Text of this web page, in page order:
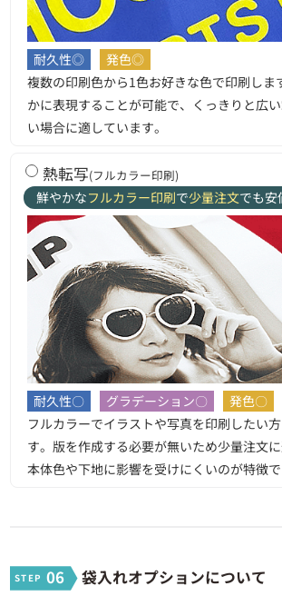
耐久性◎
発色◎
複数の印刷色から1色お好きな色で印刷しま
かに表現することが可能で、くっきりと広
い場合に適しています。
熱転写(フルカラー印刷)
鮮やかなフルカラー印刷で少量注文でも安
耐久性〇 グラデーション〇
発色〇
フルカラーでイラストや写真を印刷したい
す。版を作成する必要が無いため少量注文に
本体色や下地に影響を受けにくいのが特徴で
06 袋入れオプションについて